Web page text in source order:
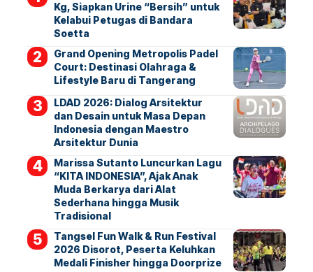
Kg, Siapkan Urine “Bersih” untuk
Kelabui Petugas di Bandara
Soetta
Grand Opening Metropolis Padel
Court: Destinasi Olahraga &
Lifestyle Baru di Tangerang
LDAD 2026: Dialog Arsitektur
dan Desain untuk Masa Depan
Indonesia dengan Maestro
Arsitektur Dunia
Marissa Sutanto Luncurkan Lagu
“KITA INDONESIA”, Ajak Anak
Muda Berkarya dari Alat
Sederhana hingga Musik
Tradisional
Tangsel Fun Walk & Run Festival
2026 Disorot, Peserta Keluhkan
Medali Finisher hingga Doorprize